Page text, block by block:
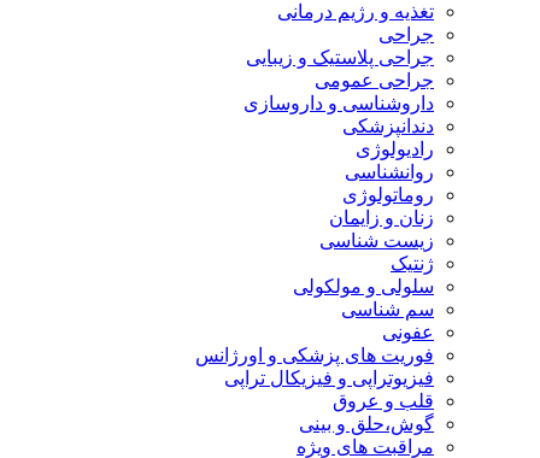
تغذیه و رژیم درمانی
جراحی
جراحی پلاستیک و زیبایی
جراحی عمومی
داروشناسی و داروسازی
دندانپزشکی
رادیولوژی
روانشناسی
روماتولوژی
زنان و زایمان
زیست شناسی
ژنتیک
سلولی و مولکولی
سم شناسی
عفونی
فوریت های پزشکی و اورژانس
فیزیوتراپی و فیزیکال تراپی
قلب و عروق
گوش،حلق و بینی
مراقبت های ویژه